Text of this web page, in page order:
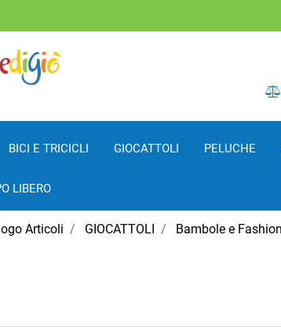
BICI E TRICICLI GIOCATTOLI PELUCHE
LIBERO
Articoli GIOCATTOLI Bambole e